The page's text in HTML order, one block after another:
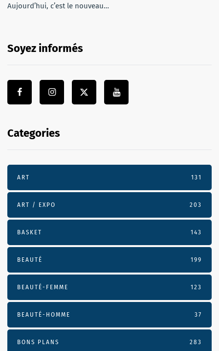
Aujourd’hui, c’est le nouveau…
Soyez informés
Categories
ART 131
ART / EXPO 203
BASKET 143
BEAUTÉ 199
BEAUTÉ-FEMME 123
BEAUTÉ-HOMME 37
BONS PLANS 283